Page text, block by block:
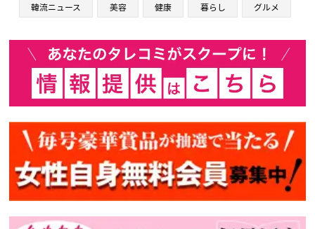
韓流ニュース 美容 健康 暮らし グルメ